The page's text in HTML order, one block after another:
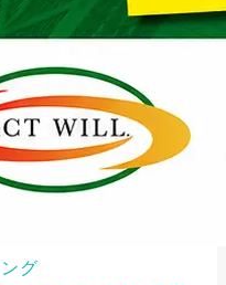
グ